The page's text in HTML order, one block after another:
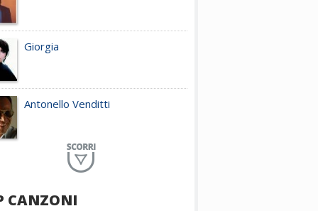
Giorgia
Antonello Venditti
Planet Funk
CANZONI